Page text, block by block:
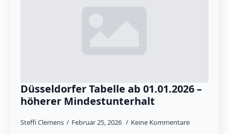
Düsseldorfer Tabelle ab 01.01.2026 –
höherer Mindestunterhalt
Steffi Clemens Februar 25, 2026 Keine Kommentare